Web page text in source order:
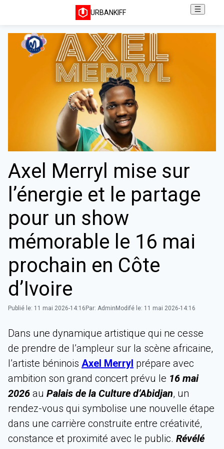
URBANKIFF
Axel Merryl mise sur
l’énergie et le partage
pour un show
mémorable le 16 mai
prochain en Côte
d’Ivoire
Publié le: 11 mai 2026-14:16 Par: Admin Modifé le: 11 mai 2026-14:16
Dans une dynamique artistique qui ne cesse
de prendre de l’ampleur sur la scène africaine,
l’artiste béninois Axel Merryl prépare avec
ambition son grand concert prévu le 16 mai
2026 au Palais de la Culture d’Abidjan, un
rendez-vous qui symbolise une nouvelle étape
dans une carrière construite entre créativité,
constance et proximité avec le public. Révélé